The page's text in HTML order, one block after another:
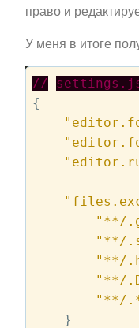
право и
У меня в итоге
//
{
"**/
"**/
"**/
"**/
"**/
    }